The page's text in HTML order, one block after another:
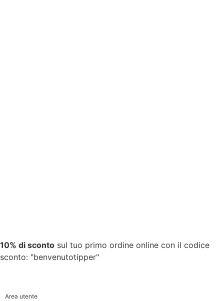
10% di sconto sul tuo primo ordine online con il codice
sconto: "benvenutotipper"
Area utente